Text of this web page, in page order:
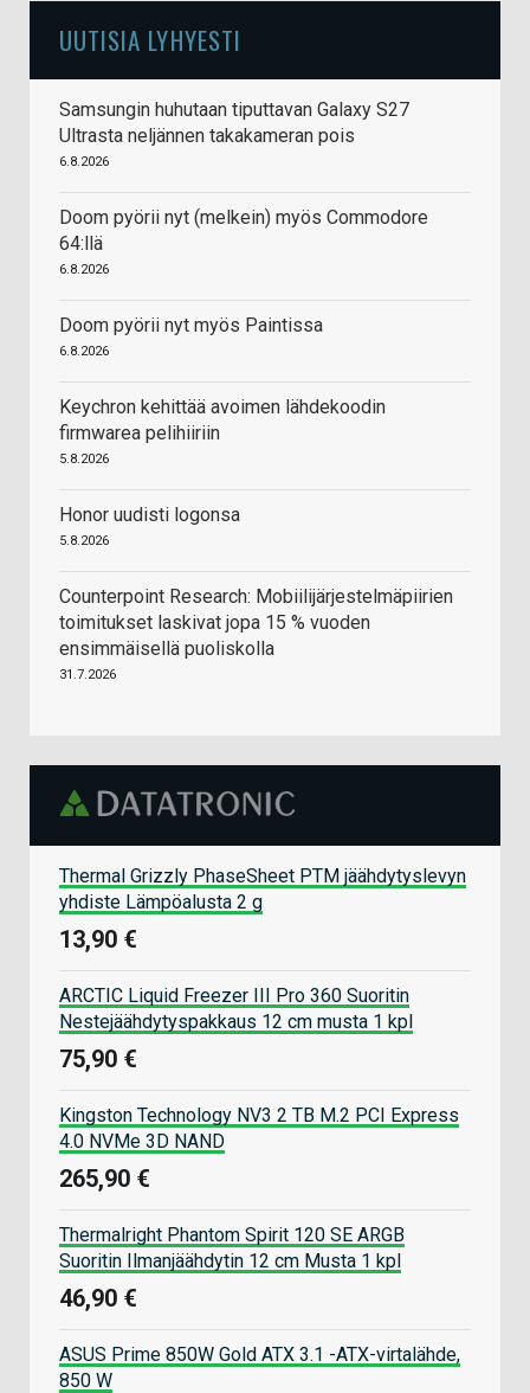
UUTISIA LYHYESTI
Samsungin huhutaan tiputtavan Galaxy S27
Ultrasta neljännen takakameran pois
6.8.2026
Doom pyörii nyt (melkein) myös Commodore
64:llä
6.8.2026
Doom pyörii nyt myös Paintissa
6.8.2026
Keychron kehittää avoimen lähdekoodin
firmwarea pelihiiriin
5.8.2026
Honor uudisti logonsa
5.8.2026
Counterpoint Research: Mobiilijärjestelmäpiirien
toimitukset laskivat jopa 15 % vuoden
ensimmäisellä puoliskolla
31.7.2026
Thermal Grizzly PhaseSheet PTM jäähdytyslevyn
yhdiste Lämpöalusta 2 g
13,90 €
ARCTIC Liquid Freezer III Pro 360 Suoritin
Nestejäähdytyspakkaus 12 cm musta 1 kpl
75,90 €
Kingston Technology NV3 2 TB M.2 PCI Express
4.0 NVMe 3D NAND
265,90 €
Thermalright Phantom Spirit 120 SE ARGB
Suoritin Ilmanjäähdytin 12 cm Musta 1 kpl
46,90 €
ASUS Prime 850W Gold ATX 3.1 -ATX-virtalähde,
850 W